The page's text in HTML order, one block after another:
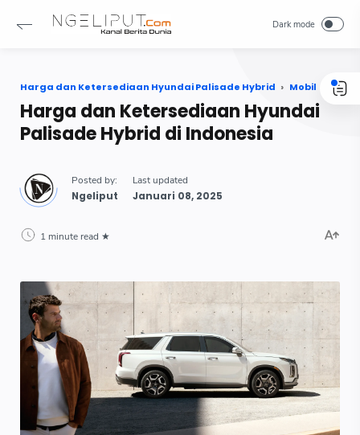
Harga dan Ketersediaan Hyundai Palisade Hybrid Mobil Harga dan Ketersediaan Hyundai Palisade Hybrid di Indonesia
Harga dan Ketersediaan Hyundai
Palisade Hybrid di Indonesia
1 minute read